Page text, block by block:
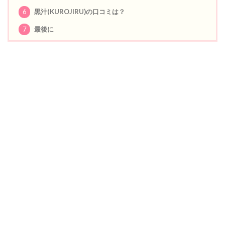
6 黒汁(KUROJIRU)の口コミは？
7 最後に